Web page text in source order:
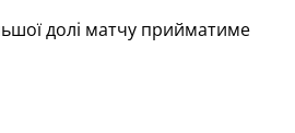
долі матчу прийматиме